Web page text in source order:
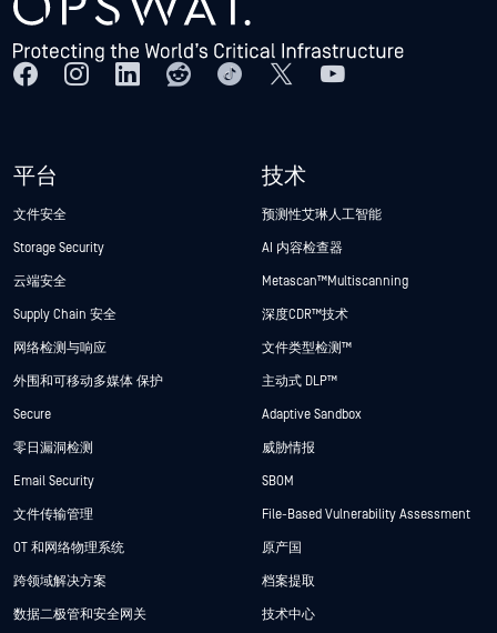
平台
文件安全
Storage Security
云端安全
Supply Chain 安全
网络检测与响应
外围和可移动多媒体 保护
Secure
零日漏洞检测
Email Security
文件传输管理
OT 和网络物理系统
跨领域解决方案
数据二极管和安全网关
技术
预测性艾琳人工智能
AI 内容检查器
Metascan™ Multiscanning
深度CDR™技术
文件类型检测™
主动式 DLP™
Adaptive Sandbox
威胁情报
SBOM
File-Based Vulnerability Assessment
原产国
档案提取
技术中心